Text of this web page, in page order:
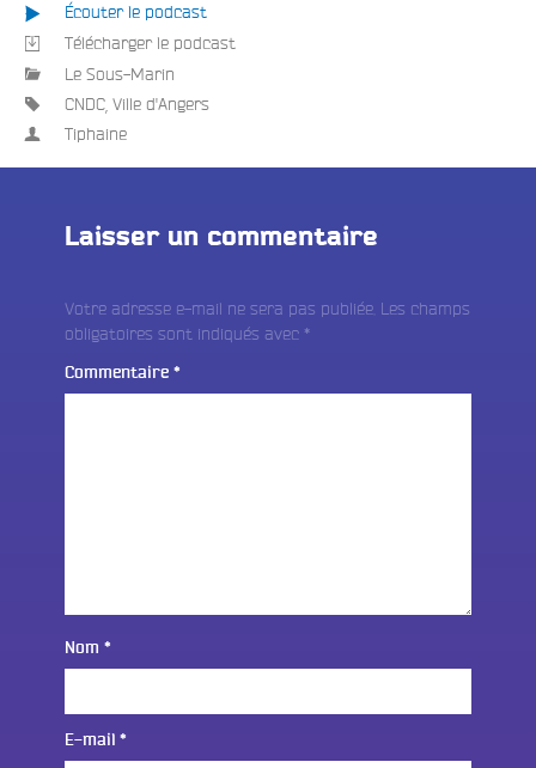
Écouter le podcast
Télécharger le podcast
Le Sous-Marin
CNDC Ville d'Angers
Tiphaine
Laisser un commentaire
Votre adresse e-mail ne sera pas publiée. Les champs
obligatoires sont indiqués avec *
Commentaire *
Nom *
E-mail *